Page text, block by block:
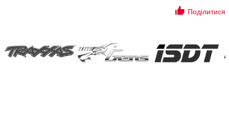
Поділитися